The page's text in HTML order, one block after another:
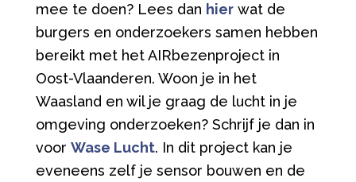
mee te doen? Lees dan hierwat de
burgers en onderzoekers samen hebben
bereikt met het AIRbezenproject in
Oost-Vlaanderen. Woon je in het
Waasland en wil je graag de lucht in je
omgeving onderzoeken? Schrijf je dan in
voor Wase Lucht. In dit project kan je
eveneens zelf je sensor bouwen en de